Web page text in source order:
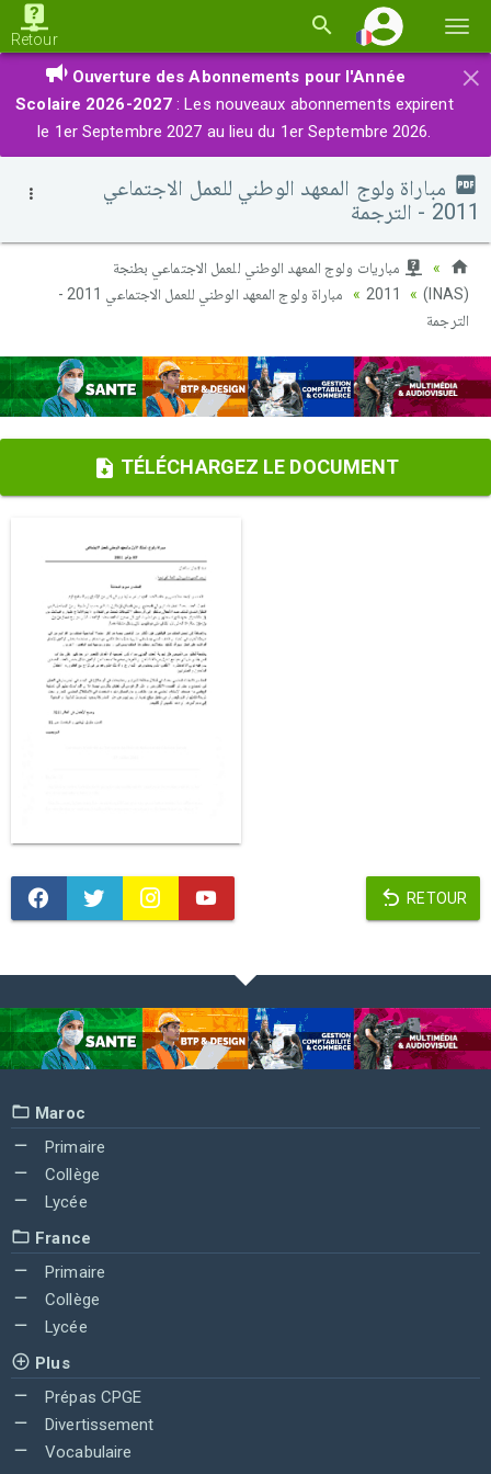
la
Retour
×
Ouverture des Abonnements pour l'Année
Scolaire 2026-2027 : Les nouveaux abonnements expirent
le 1er Septembre 2027 au lieu du 1er Septembre 2026.
مباراة ولوج المعهد الوطني للعمل الاجتماعي
2011 - الترجمة
مباريات ولوج المعهد الوطني للعمل الاجتماعي بطنجة
(INAS)
2011
مباراة ولوج المعهد الوطني للعمل الاجتماعي 2011 -
الترجمة
TÉLÉCHARGEZ LE DOCUMENT
RETOUR
Maroc
Primaire
Collège
Lycée
France
Primaire
Collège
Lycée
Plus
Prépas CPGE
Divertissement
Vocabulaire